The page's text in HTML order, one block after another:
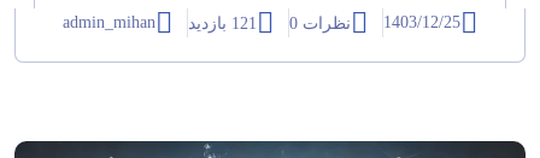
1403/12/25 نظرات 0 121 بازدید admin_mihan